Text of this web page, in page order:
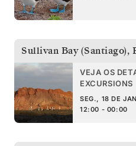
Sullivan Bay (Santiago),
VEJA OS
EXCURSIONS
SEG., 18 DE
12:00 - 00:00